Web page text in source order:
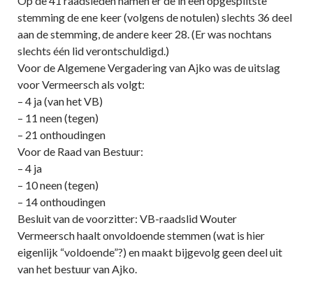
stemming de ene keer (volgens de notulen) slechts 36 deel
aan de stemming, de andere keer 28. (Er was nochtans
slechts één lid verontschuldigd.)
Voor de Algemene Vergadering van Ajko was de uitslag
voor Vermeersch als volgt:
– 4 ja (van het VB)
– 11 neen (tegen)
– 21 onthoudingen
Voor de Raad van Bestuur:
– 4 ja
– 10 neen (tegen)
– 14 onthoudingen
Besluit van de voorzitter: VB-raadslid Wouter
Vermeersch haalt onvoldoende stemmen (wat is hier
eigenlijk “voldoende”?) en maakt bijgevolg geen deel uit
van het bestuur van Ajko.